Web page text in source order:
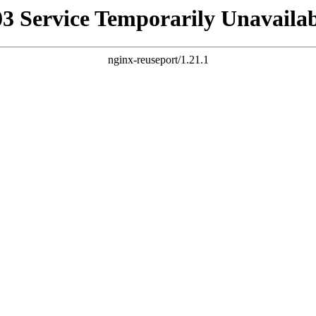
Service Temporarily
nginx-reuseport/1.21.1